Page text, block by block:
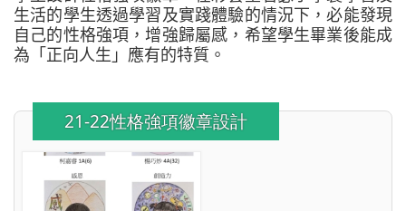
生活的學生透過學習及實踐體驗的情況下，必能發現
自己的性格強項，增強歸屬感，希望學生畢業後能成
為「正向人生」應有的特質。
21-22性格強項徽章設計